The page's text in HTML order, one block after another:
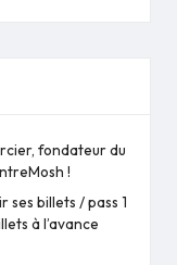
fondateur du
!
billets / pass 1
à l’avance